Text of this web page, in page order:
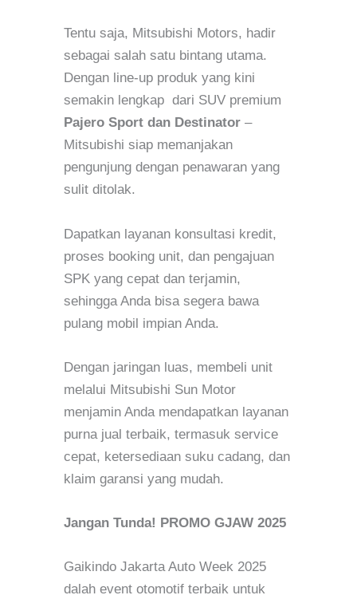
Tentu saja, Mitsubishi Motors, hadir
sebagai salah satu bintang utama.
Dengan line-up produk yang kini
semakin lengkap dari SUV premium
Pajero Sport dan Destinator –
Mitsubishi siap memanjakan
pengunjung dengan penawaran yang
sulit ditolak.
Dapatkan layanan konsultasi kredit,
proses booking unit, dan pengajuan
SPK yang cepat dan terjamin,
sehingga Anda bisa segera bawa
pulang mobil impian Anda.
Dengan jaringan luas, membeli unit
melalui Mitsubishi Sun Motor
menjamin Anda mendapatkan layanan
purna jual terbaik, termasuk service
cepat, ketersediaan suku cadang, dan
klaim garansi yang mudah.
Jangan Tunda! PROMO GJAW 2025
Gaikindo Jakarta Auto Week 2025
dalah event otomotif terbaik untuk